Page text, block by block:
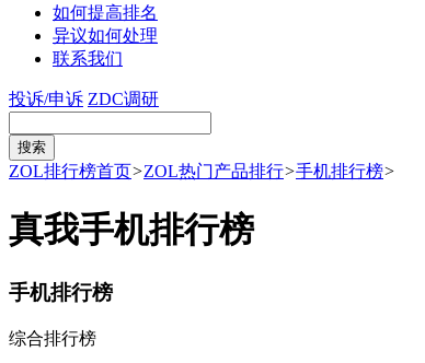
如何提高排名
异议如何处理
联系我们
投诉/申诉 ZDC调研
ZOL排行榜首页>ZOL热门产品排行>手机排行榜>
真我手机排行榜
手机排行榜
综合排行榜